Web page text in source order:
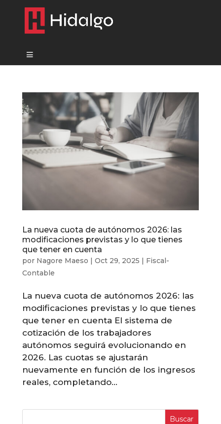
La nueva cuota de autónomos 2026: las
modificaciones previstas y lo que tienes
que tener en cuenta
por Nagore Maeso | Oct 29, 2025 | Fiscal-
Contable
La nueva cuota de autónomos 2026: las
modificaciones previstas y lo que tienes
que tener en cuenta El sistema de
cotización de los trabajadores
autónomos seguirá evolucionando en
2026. Las cuotas se ajustarán
nuevamente en función de los ingresos
reales, completando...
Buscar